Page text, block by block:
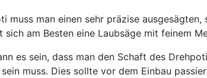
man einen sehr präzise
am Besten eine Laubsäge mit feinem
es sein, dass man den Schaft des
muss. Dies sollte vor dem Einbau